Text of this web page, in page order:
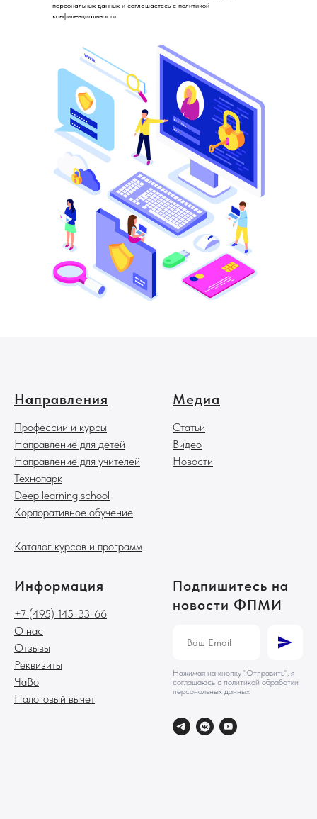
персональных данных и соглашаетесь с политикой
конфиденциальности
Направления
Профессии и курсы
Направление для детей
Направление для учителей
Технопарк
Deep learning school
Корпоративное обучение
Каталог курсов и программ
Медиа
Статьи
Видео
Новости
Информация
+7 (495) 145-33-66
О нас
Отзывы
Реквизиты
ЧаВо
Налоговый вычет
Подпишитесь на
новости ФПМИ
Нажимая на кнопку "Отправить", я
соглашаюсь с политикой обработки
персональных данных